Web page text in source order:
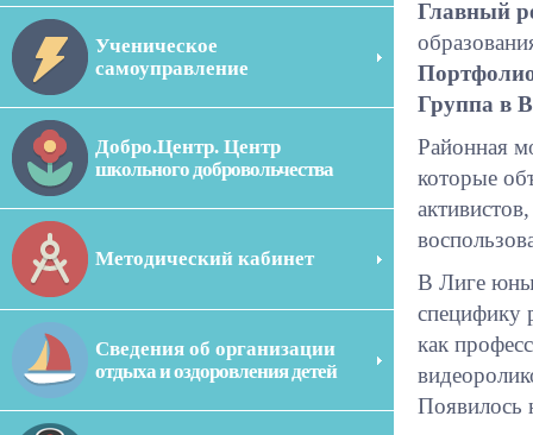
Ученическое
самоуправление
Добро.Центр. Центр
школьного добровольчества
Методический кабинет
Сведения об организации
отдыха и оздоровления детей
Главный
Группа в
Районная
которые
В Лиге
специфику
как
Появилось